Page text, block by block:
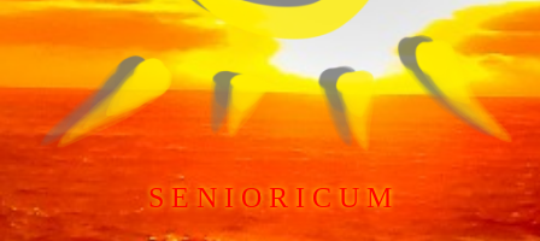
S E N I O R I C U M